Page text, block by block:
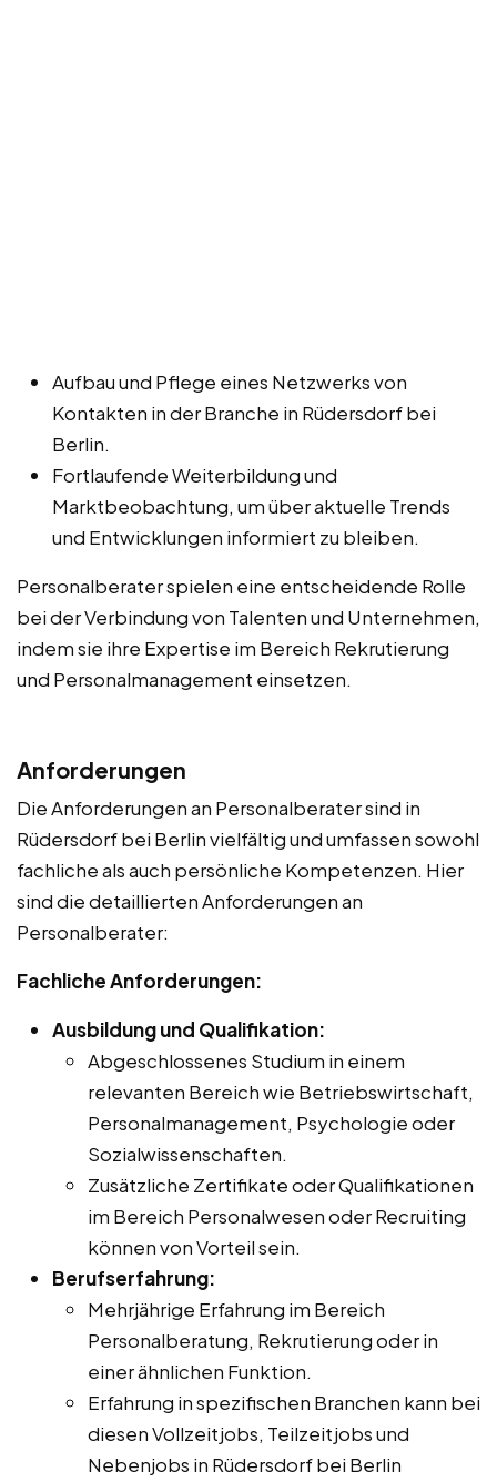
Aufbau und Pflege eines Netzwerks von
Kontakten in der Branche in Rüdersdorf bei
Berlin.
Fortlaufende Weiterbildung und
Marktbeobachtung, um über aktuelle Trends
und Entwicklungen informiert zu bleiben.
Personalberater spielen eine entscheidende Rolle
bei der Verbindung von Talenten und Unternehmen,
indem sie ihre Expertise im Bereich Rekrutierung
und Personalmanagement einsetzen.
Anforderungen
Die Anforderungen an Personalberater sind in
Rüdersdorf bei Berlin vielfältig und umfassen sowohl
fachliche als auch persönliche Kompetenzen. Hier
sind die detaillierten Anforderungen an
Personalberater:
Fachliche Anforderungen:
Ausbildung und Qualifikation:
Abgeschlossenes Studium in einem
relevanten Bereich wie Betriebswirtschaft,
Personalmanagement, Psychologie oder
Sozialwissenschaften.
Zusätzliche Zertifikate oder Qualifikationen
im Bereich Personalwesen oder Recruiting
können von Vorteil sein.
Berufserfahrung:
Mehrjährige Erfahrung im Bereich
Personalberatung, Rekrutierung oder in
einer ähnlichen Funktion.
Erfahrung in spezifischen Branchen kann bei
diesen Vollzeitjobs, Teilzeitjobs und
Nebenjobs in Rüdersdorf bei Berlin